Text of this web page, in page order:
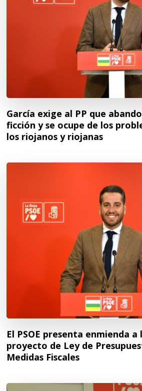
García exige al PP que
ficción y se ocupe de los
los riojanos y riojanas
El PSOE presenta enmienda
proyecto de Ley de
Medidas Fiscales